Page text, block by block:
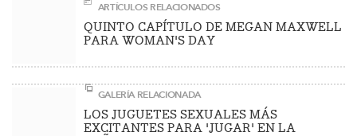
ARTÍCULOS RELACIONADOS
QUINTO CAPÍTULO DE MEGAN MAXWELL
PARA WOMAN'S DAY
GALERÍA RELACIONADA
LOS JUGUETES SEXUALES MÁS
EXCITANTES PARA 'JUGAR' EN LA